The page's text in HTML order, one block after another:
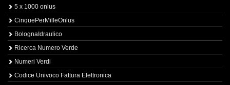
5 x 1000 onlus
CinquePerMilleOnlus
BolognaIdraulico
Ricerca Numero Verde
Numeri Verdi
Codice Univoco Fattura Elettronica